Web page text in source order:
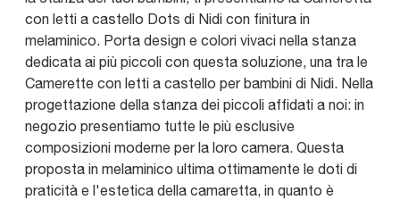
con letti a castello Dots di Nidi con finitura in
melaminico. Porta design e colori vivaci nella stanza
dedicata ai più piccoli con questa soluzione, una tra le
Camerette con letti a castello per bambini di Nidi. Nella
progettazione della stanza dei piccoli affidati a noi: in
negozio presentiamo tutte le più esclusive
composizioni moderne per la loro camera. Questa
proposta in melaminico ultima ottimamente le doti di
praticità e l'estetica della camaretta, in quanto è